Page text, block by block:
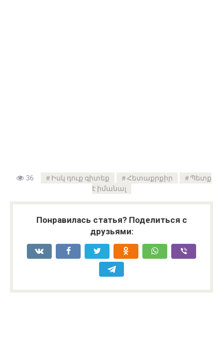
36 Իսկ դուք գիտեք Հետաքրքիր
Պետք
է իմանալ
Понравилась статья? Поделиться с
друзьями: